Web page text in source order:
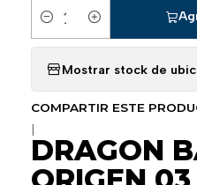
Cantidad
Mostrar stock de
COMPARTIR ESTE
DRAGON